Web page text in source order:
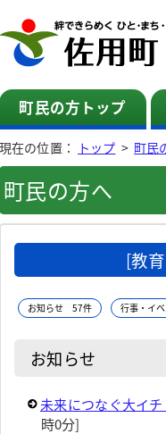
ップ
方へ
方へ
町民の方トップ
現在の位置： トップ > 町民
町民の方へ
[教
お知らせ 57件 行事・イ
お知らせ
未来につなぐ大イ
時0分]